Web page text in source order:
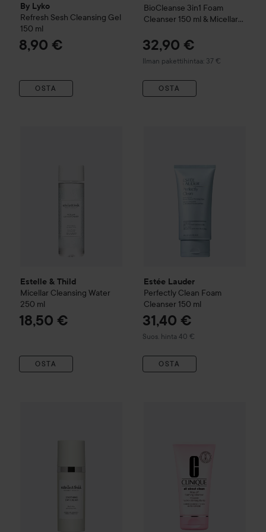
By Lyko
Refresh Sesh Cleansing Gel
150 ml
8,90 €
OSTA
BioCleanse 3in1 Foam
Cleanser 150 ml & Micellar
32,90 €
Ilman pakettihintaa: 37 €
OSTA
Estelle & Thild
Micellar Cleansing Water
250 ml
18,50 €
OSTA
Estée Lauder
Perfectly Clean Foam
Cleanser 150 ml
31,40 €
Suos. hinta 40 €
Suositeltu hinta 40 €
OSTA